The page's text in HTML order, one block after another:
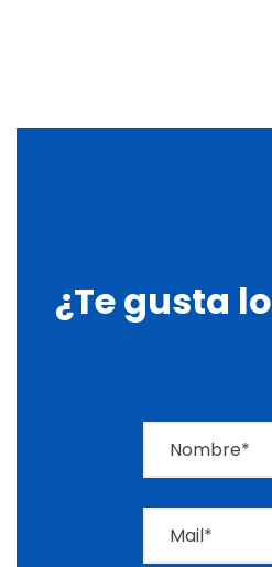
¿Te gusta